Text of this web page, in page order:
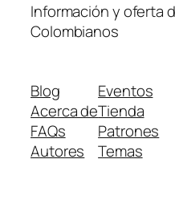
Información y oferta
Colombianos
Blog
Acerca de
FAQs
Autores
Eventos
Tienda
Patrones
Temas